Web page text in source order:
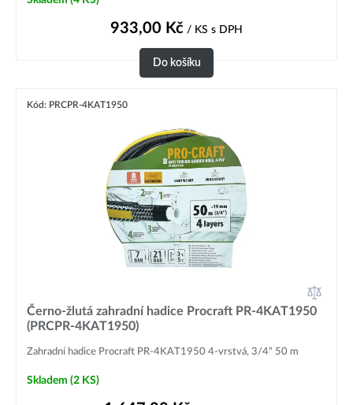
933,00 Kč / KS s DPH
Do košíku
Kód: PRCPR-4KAT1950
Černo-žlutá zahradní hadice Procraft PR-4KAT1950
(PRCPR-4KAT1950)
Zahradní hadice Procraft PR-4KAT1950 4-vrstvá, 3/4“ 50 m
Skladem (2 KS)